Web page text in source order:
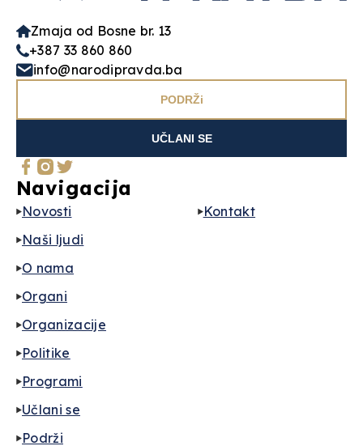
Zmaja od Bosne br. 13
+387 33 860 860
info@narodipravda.ba
PODRŽi
UČLANI SE
Navigacija
Novosti
Naši ljudi
O nama
Organi
Organizacije
Politike
Programi
Učlani se
Podrži
Kontakt